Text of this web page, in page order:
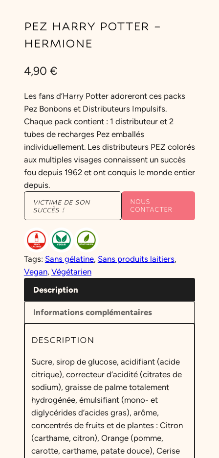
PEZ HARRY POTTER –
HERMIONE
4,90 €
Les fans d’Harry Potter adoreront ces packs
Pez Bonbons et Distributeurs Impulsifs.
Chaque pack contient : 1 distributeur et 2
tubes de recharges Pez emballés
individuellement. Les distributeurs PEZ colorés
aux multiples visages connaissent un succès
fou depuis 1962 et ont conquis le monde entier
depuis.
VICTIME DE SON
SUCCÈS !
NOUS
CONTACTER
Tags: Sans gélatine, Sans produits laitiers
Vegan, Végétarien
Description
Informations complémentaires
DESCRIPTION
Sucre, sirop de glucose, acidifiant (acide
citrique), correcteur d’acidité (citrates de
sodium), graisse de palme totalement
hydrogénée, émulsifiant (mono- et
diglycérides d’acides gras), arôme,
concentrés de fruits et de plantes : Citron
(carthame, citron), Orange (pomme,
carotte, carthame, patate douce), Cerise